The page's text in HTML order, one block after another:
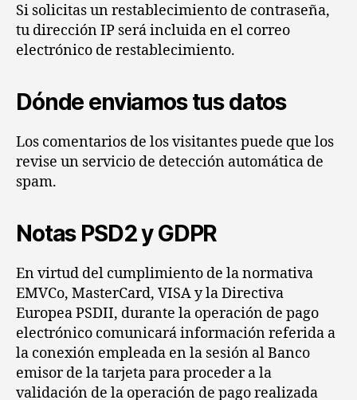
Si solicitas un restablecimiento de contraseña,
tu dirección IP será incluida en el correo
electrónico de restablecimiento.
Dónde enviamos tus datos
Los comentarios de los visitantes puede que los
revise un servicio de detección automática de
spam.
Notas PSD2 y GDPR
En virtud del cumplimiento de la normativa
EMVCo, MasterCard, VISA y la Directiva
Europea PSDII, durante la operación de pago
electrónico comunicará información referida a
la conexión empleada en la sesión al Banco
emisor de la tarjeta para proceder a la
validación de la operación de pago realizada